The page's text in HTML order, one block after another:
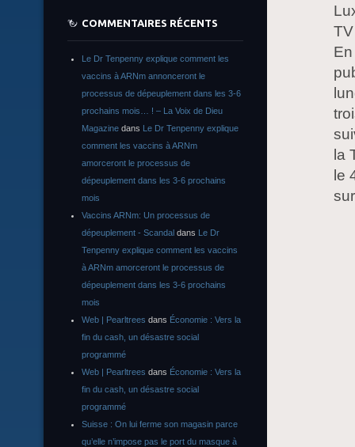
la
le
COMMENTAIRES RÉCENTS
Le Dr Tenpenny explique comment les
vaccins à ARNm annonceront le
processus de dépeuplement dans les 3-6
prochains mois… ! – La Voix de Dieu
Magazine dans Le Dr Tenpenny explique
comment les vaccins à ARNm
amorceront le processus de
dépeuplement dans les 3-6 prochains
mois
Vaccins ARNm: Un processus de
dépeuplement - Scandal dans Le Dr
Tenpenny explique comment les vaccins
à ARNm amorceront le processus de
dépeuplement dans les 3-6 prochains
mois
Web | Pearltrees dans Économie : Vers la
fin du cash, un désastre social
programmé
Web | Pearltrees dans Économie : Vers la
fin du cash, un désastre social
programmé
Suisse : On lui ferme son magasin parce
qu’elle n’impose pas le port du masque à